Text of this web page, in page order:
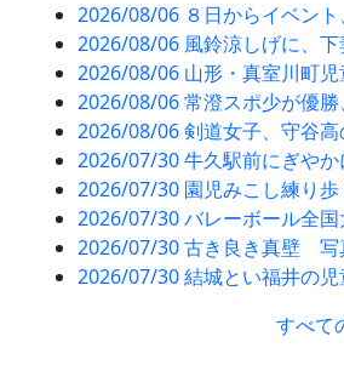
2026/08/06 ８日からイベント
2026/08/06 風鈴涼しげに、
2026/08/06 山形・真室川町
2026/08/06 常澄スポ少が優
2026/08/06 剣道女子、守谷
2026/07/30 牛久駅前にぎや
2026/07/30 園児みこし練り
2026/07/30 バレーボール全国
2026/07/30 古き良き真壁 写
2026/07/30 結城とい福井の児
すべて